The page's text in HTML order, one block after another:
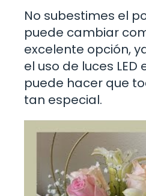
No subestimes el
puede cambiar
excelente opción,
el uso de luces
puede hacer que
tan especial.